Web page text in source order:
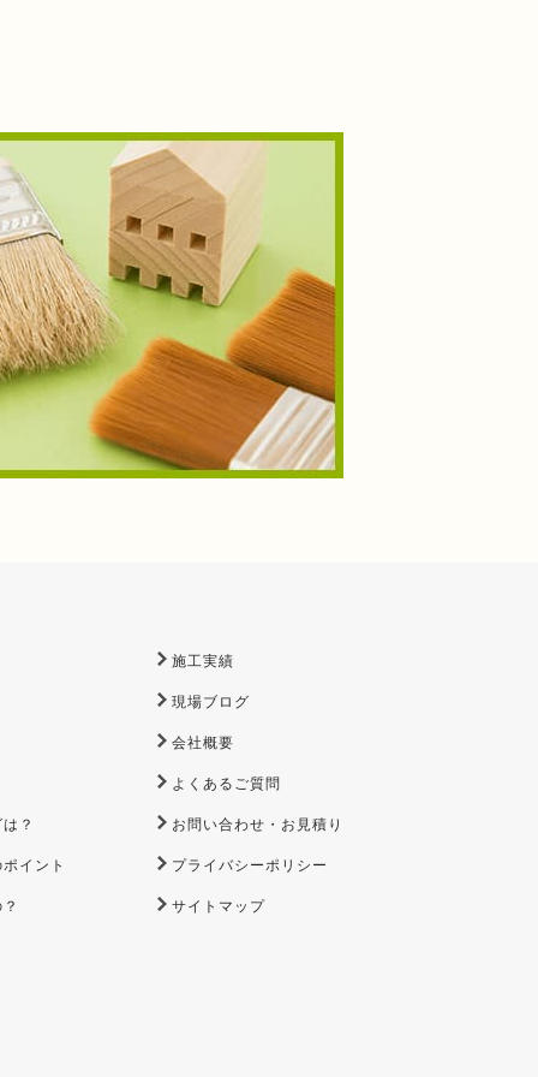
？
イント
施工実績
現場ブログ
会社概要
よくあるご質問
お問い合わせ・お見積り
プライバシーポリシー
サイトマップ